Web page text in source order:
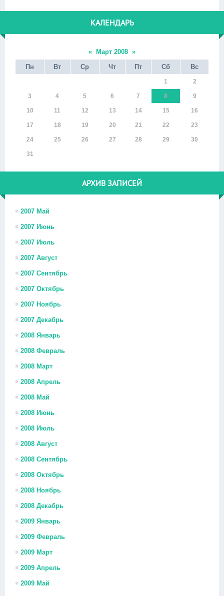
КАЛЕНДАРЬ
« Март 2008 »
Пн
Вт Ср Чт Пт Сб Вс
1 2
3 4 5 6 7 8 9
10 11 12 13 14 15 16
17 18 19 20 21 22 23
24 25 26 27 28 29 30
31
АРХИВ ЗАПИСЕЙ
2007 Май
2007 Июнь
2007 Июль
2007 Август
2007 Сентябрь
2007 Октябрь
2007 Ноябрь
2007 Декабрь
2008 Январь
2008 Февраль
2008 Март
2008 Апрель
2008 Май
2008 Июнь
2008 Июль
2008 Август
2008 Сентябрь
2008 Октябрь
2008 Ноябрь
2008 Декабрь
2009 Январь
2009 Февраль
2009 Март
2009 Апрель
2009 Май